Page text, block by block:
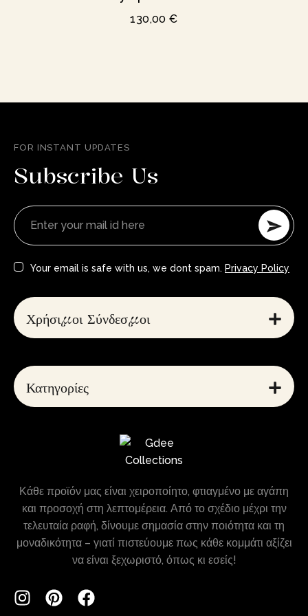
130,00€
FOR INSTANT UPDATES
Subscribe Us
Your email is safe with us, we dont spam. Privacy Policy
Χρήσιμοι Σύνδεσμοι
Κατηγορίες
Κάθε προϊόν μας είναι χειροποίητο, φτιαγμένο με αγάπη
και προσοχή στη λεπτομέρεια. Από το σχέδιο μέχρι την
τελευταία ραφή, δίνουμε σημασία στην ποιότητα και τη
μοναδικότητα – γιατί πιστεύουμε πως κάθε κομμάτι αξίζει
να είναι ξεχωριστό, όπως κι εσείς!